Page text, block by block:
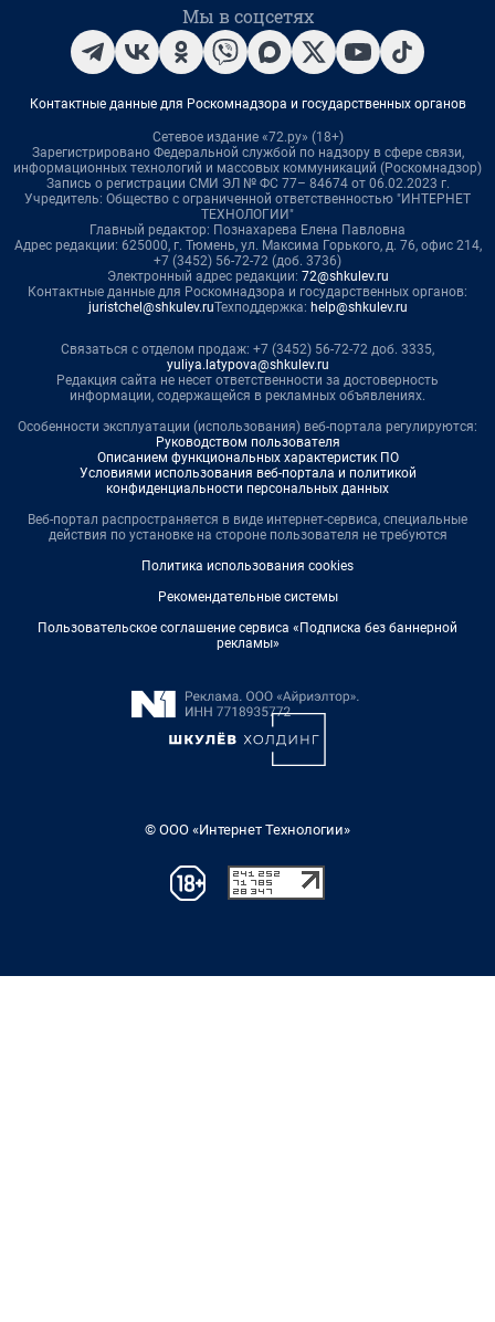
Мы в соцсетях
Контактные данные для Роскомнадзора и государственных органов
Сетевое издание «72.ру» (18+)
Зарегистрировано Федеральной службой по надзору в сфере связи,
информационных технологий и массовых коммуникаций (Роскомнадзор)
Запись о регистрации СМИ ЭЛ № ФС 77– 84674 от 06.02.2023 г.
Учредитель: Общество с ограниченной ответственностью "ИНТЕРНЕТ
ТЕХНОЛОГИИ"
Главный редактор: Познахарева Елена Павловна
Адрес редакции: 625000, г. Тюмень, ул. Максима Горького, д. 76, офис 214,
+7 (3452) 56-72-72 (доб. 3736)
Электронный адрес редакции: 72@shkulev.ru
Контактные данные для Роскомнадзора и государственных органов:
juristchel@shkulev.ruТехподдержка: help@shkulev.ru
Связаться с отделом продаж: +7 (3452) 56-72-72 доб. 3335,
yuliya.latypova@shkulev.ru
Редакция сайта не несет ответственности за достоверность
информации, содержащейся в рекламных объявлениях.
Особенности эксплуатации (использования) веб-портала регулируются:
Руководством пользователя
Описанием функциональных характеристик ПО
Условиями использования веб-портала и политикой
конфиденциальности персональных данных
Веб-портал распространяется в виде интернет-сервиса, специальные
действия по установке на стороне пользователя не требуются
Политика использования cookies
Рекомендательные системы
Пользовательское соглашение сервиса «Подписка без баннерной
рекламы»
© ООО «Интернет Технологии»